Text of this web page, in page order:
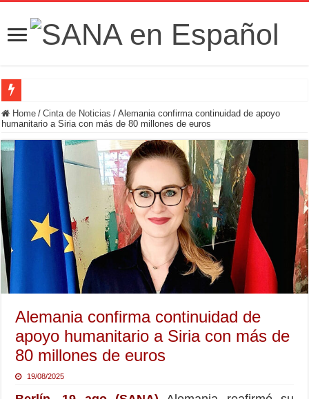
Fuerzas de Seguridad hallan fosa común con nueve cadáveres en la zona rural
Home / Cinta de Noticias / Alemania confirma continuidad de apoyo
humanitario a Siria con más de 80 millones de euros
Alemania confirma continuidad de
apoyo humanitario a Siria con más de
80 millones de euros
19/08/2025